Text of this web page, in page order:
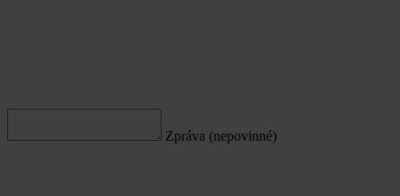
Zpráva (nepovinné)